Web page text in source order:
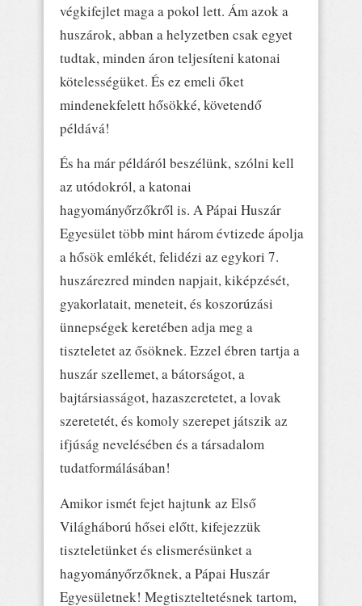
végkifejlet maga a pokol lett. Ám azok a
huszárok, abban a helyzetben csak egyet
tudtak, minden áron teljesíteni katonai
kötelességüket. És ez emeli őket
mindenekfelett hősökké, követendő
példává!
És ha már példáról beszélünk, szólni kell
az utódokról, a katonai
hagyományőrzőkről is. A Pápai Huszár
Egyesület több mint három évtizede ápolja
a hősök emlékét, felidézi az egykori 7.
huszárezred minden napjait, kiképzését,
gyakorlatait, meneteit, és koszorúzási
ünnepségek keretében adja meg a
tiszteletet az ősöknek. Ezzel ébren tartja a
huszár szellemet, a bátorságot, a
bajtársiasságot, hazaszeretetet, a lovak
szeretetét, és komoly szerepet játszik az
ifjúság nevelésében és a társadalom
tudatformálásában!
Amikor ismét fejet hajtunk az Első
Világháború hősei előtt, kifejezzük
tiszteletünket és elismerésünket a
hagyományőrzőknek, a Pápai Huszár
Egyesületnek! Megtiszteltetésnek tartom,